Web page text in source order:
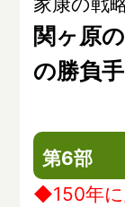
関ヶ原
の勝負手
第6部
◆150年に